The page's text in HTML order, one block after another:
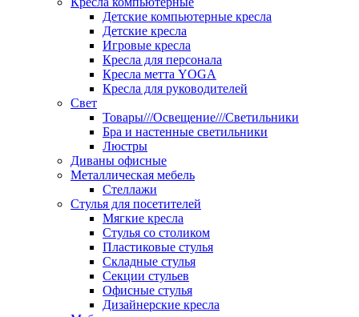
Детские компьютерные кресла
Детские кресла
Игровые кресла
Кресла для персонала
Кресла метта YOGA
Кресла для руководителей
Свет
Товары///Освещение///Светильники
Бра и настенные светильники
Люстры
Диваны офисные
Металлическая мебель
Стеллажи
Стулья для посетителей
Мягкие кресла
Стулья со столиком
Пластиковые стулья
Складные стулья
Секции стульев
Офисные стулья
Дизайнерские кресла